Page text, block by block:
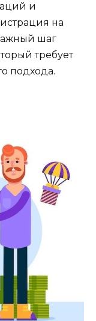
и
на
шаг
требует
подхода.